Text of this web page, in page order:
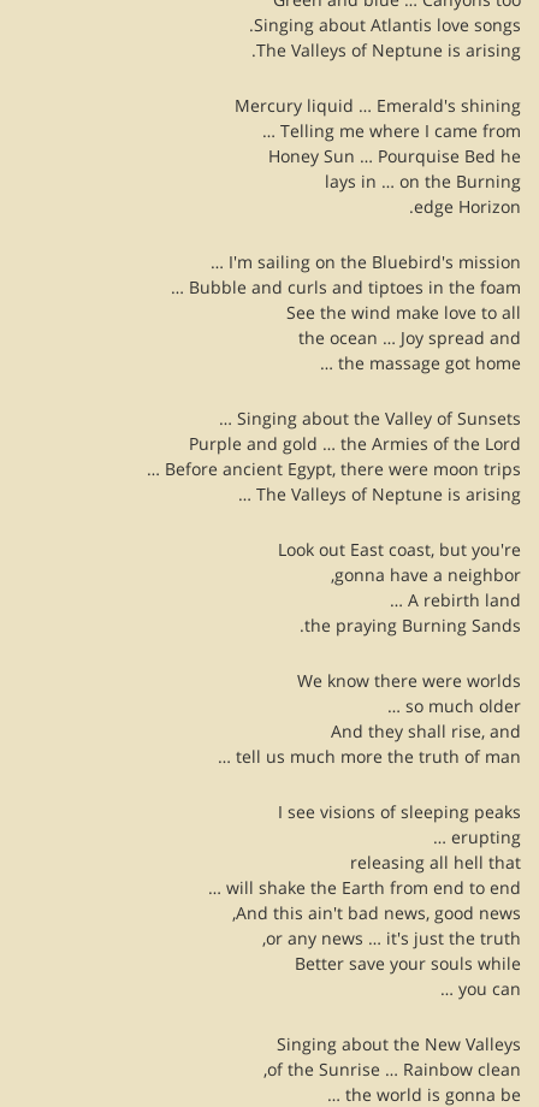
Singing about Atlantis love songs.
The Valleys of Neptune is arising.
Mercury liquid … Emerald's shining
Telling me where I came from …
Honey Sun … Pourquise Bed he
lays in … on the Burning
edge Horizon.
I'm sailing on the Bluebird's mission …
Bubble and curls and tiptoes in the foam …
See the wind make love to all
the ocean … Joy spread and
the massage got home …
Singing about the Valley of Sunsets …
Purple and gold … the Armies of the Lord
Before ancient Egypt, there were moon trips …
The Valleys of Neptune is arising …
Look out East coast, but you're
gonna have a neighbor,
A rebirth land …
the praying Burning Sands.
We know there were worlds
so much older …
And they shall rise, and
tell us much more the truth of man …
I see visions of sleeping peaks
erupting …
releasing all hell that
will shake the Earth from end to end …
And this ain't bad news, good news,
or any news … it's just the truth,
Better save your souls while
you can …
Singing about the New Valleys
of the Sunrise … Rainbow clean,
the world is gonna be …